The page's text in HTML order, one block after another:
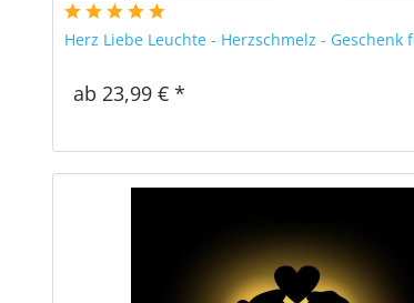
Herz Liebe Leuchte - Herzschmelz - Geschenk
ab 23,99 € *